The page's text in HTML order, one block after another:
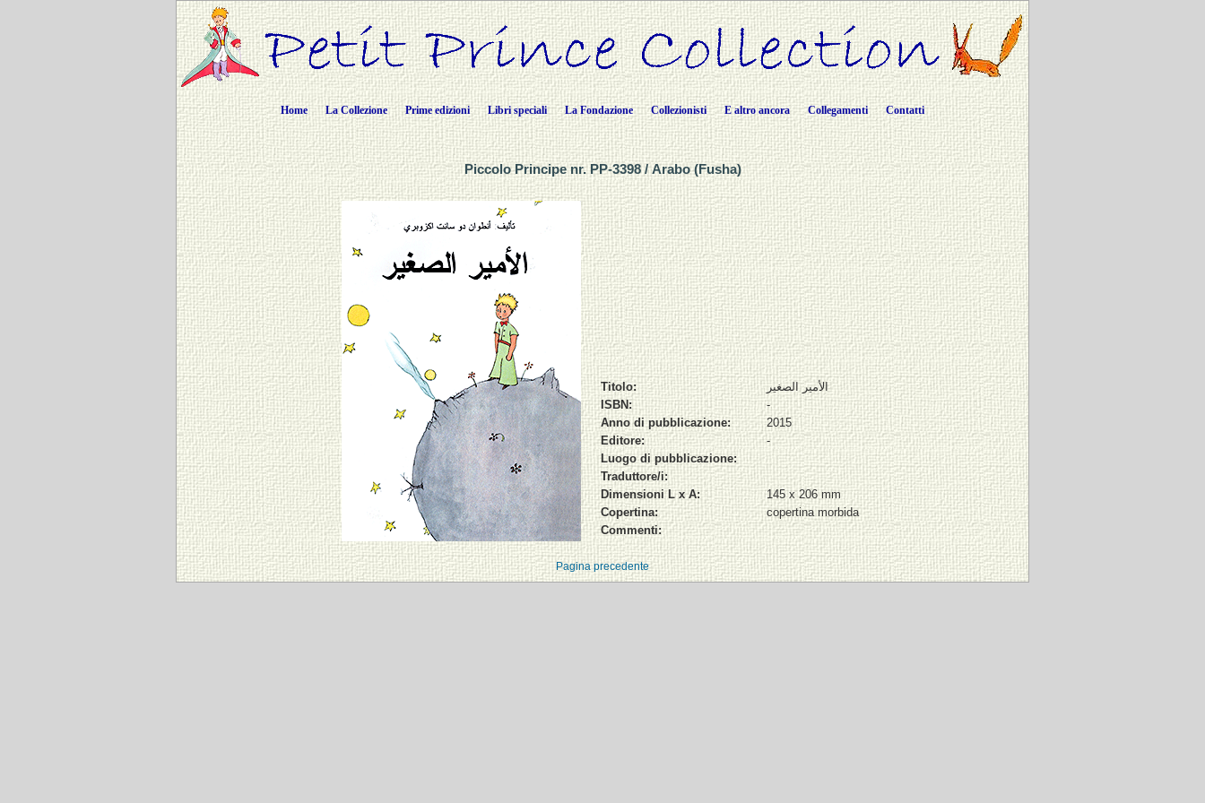
Home La Collezione Prime edizioni Libri speciali La Fondazione Collezionisti E altro ancora Collegamenti Contatti
Piccolo Principe nr. PP-3398 / Arabo (Fusha)
Titolo:
الأمير الصغير
ISBN:
-
Anno di pubblicazione:
2015
Editore:
-
Luogo di pubblicazione:
Traduttore/i:
Dimensioni L x A:
145 x 206 mm
Copertina:
copertina morbida
Commenti:
Pagina precedente